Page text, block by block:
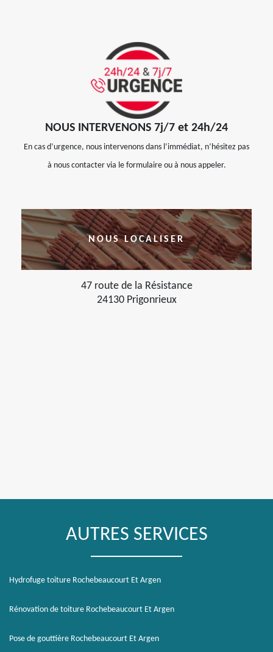
NOUS INTERVENONS 7j/7 et 24h/24
En cas d’urgence, nous intervenons dans l’immédiat, n’hésitez pas
à nous contacter via le formulaire ou à nous appeler.
NOUS LOCALISER
47 route de la Résistance
24130 Prigonrieux
AUTRES SERVICES
Hydrofuge toiture Rochebeaucourt Et Argen
Rénovation de toiture Rochebeaucourt Et Argen
Pose de gouttière Rochebeaucourt Et Argen